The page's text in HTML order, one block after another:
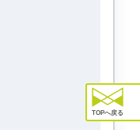
TOPへ戻る